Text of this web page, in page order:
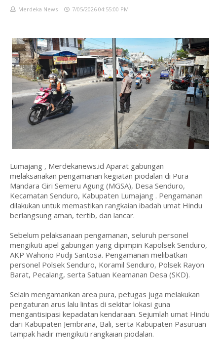
Merdeka News 7/05/2026 04:55:00 PM
Lumajang , Merdekanews.id Aparat gabungan
melaksanakan pengamanan kegiatan piodalan di Pura
Mandara Giri Semeru Agung (MGSA), Desa Senduro,
Kecamatan Senduro, Kabupaten Lumajang . Pengamanan
dilakukan untuk memastikan rangkaian ibadah umat Hindu
berlangsung aman, tertib, dan lancar.
Sebelum pelaksanaan pengamanan, seluruh personel
mengikuti apel gabungan yang dipimpin Kapolsek Senduro,
AKP Wahono Pudji Santosa. Pengamanan melibatkan
personel Polsek Senduro, Koramil Senduro, Polsek Rayon
Barat, Pecalang, serta Satuan Keamanan Desa (SKD).
Selain mengamankan area pura, petugas juga melakukan
pengaturan arus lalu lintas di sekitar lokasi guna
mengantisipasi kepadatan kendaraan. Sejumlah umat Hindu
dari Kabupaten Jembrana, Bali, serta Kabupaten Pasuruan
tampak hadir mengikuti rangkaian piodalan.